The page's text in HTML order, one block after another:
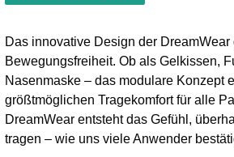
Das innovative Design der DreamWear
Bewegungsfreiheit. Ob als Gelkissen,
Nasenmaske – das modulare Konzept
größtmöglichen Tragekomfort für alle
DreamWear entsteht das Gefühl,
tragen – wie uns viele Anwender